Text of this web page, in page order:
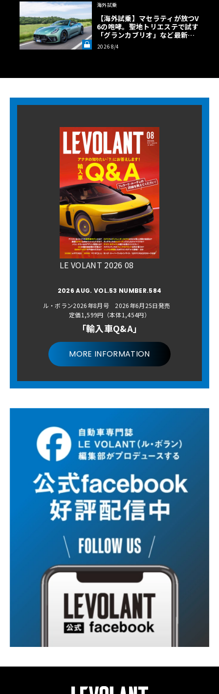
海外試乗
【海外試乗】マセラティが放つV
6の咆哮。聖地トリエステで試す
「グランカブリオ」など最新ト
ロフェオ3台の官能評価《LE VO
LANT LAB》
2026 8/4
LE VOLANT 2026 08
2026 AUG. VOL.53 NUMBER.584
ル・ボラン2026年8月号 2026年6月25日発売
定価1,599円（本体1,454円）
「輸入車Q&A」
MORE INFORMATION